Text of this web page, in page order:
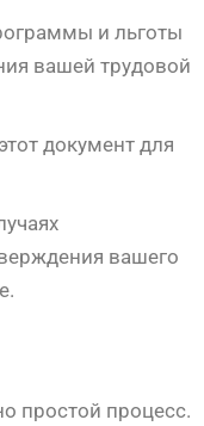
и льготы
вашей трудовой
документ для
вашего
простой процесс.